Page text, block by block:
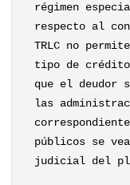
régimen
respecto al
TRLC no
tipo de
que el deudor
las
públicos se
judicial del